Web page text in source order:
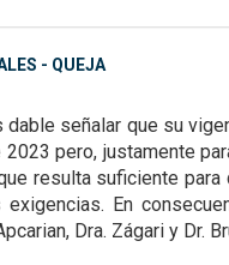
- QUEJA
dable señalar que su
pero, justamente
resulta suficiente
En
Dra. Zágari y Dr.